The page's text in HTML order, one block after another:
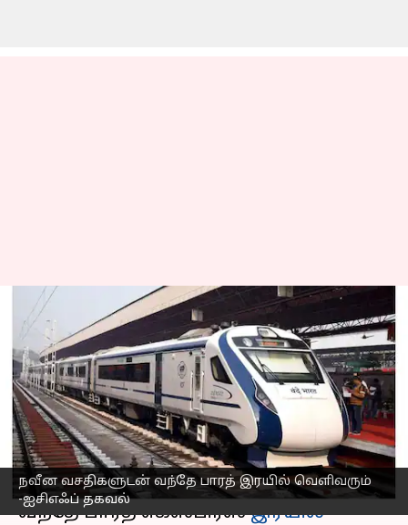
நவீன வசதிகளுடன் வந்தே பாரத் இரயில் வெளிவரும்
-ஐசிஎஃப் தகவல்
நவீன வசதிகளுடன்
வந்தே பாரத் சிறப்பு ரயில்
விரைவில்! அம்சங்கள்
என்ன?
எழுதியவர் Siranjeevi Mar 10, 2023 01:55 pm
செய்தி முன்னோட்டம்
வந்தே பாரத் எக்ஸ்பிரஸ்இரயில்